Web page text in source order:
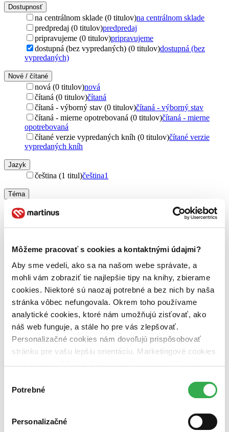
Môžeme pracovať s cookies a kontaktnými údajmi?
Aby sme vedeli, ako sa na našom webe správate, a
mohli vám zobraziť tie najlepšie tipy na knihy, zbierame
cookies. Niektoré sú naozaj potrebné a bez nich by naša
stránka vôbec nefungovala. Okrem toho používame
analytické cookies, ktoré nám umožňujú zisťovať, ako
náš web funguje, a stále ho pre vás zlepšovať.
Personalizačné cookies nám dovoľujú prispôsobovať
stránku pre vašu lepšiu orientáciu. Marketingové cookies
nám pomohlo, keby sme mohli používať všetky tieto
súhlasu
Potrebné
Personalizačné
Dostupnosť
na centrálnom sklade (0 titulov)na centrálnom sklade
predpredaj (0 titulov)predpredaj
pripravujeme (0 titulov)pripravujeme
dostupná (bez vypredaných) (0 titulov)dostupná (bez
vypredaných)
Nové / čítané
nová (0 titulov)nová
čítaná (0 titulov)čítaná
čítaná - výborný stav (0 titulov)čítaná - výborný stav
čítaná - mierne opotrebovaná (0 titulov)čítaná - mierne
opotrebovaná
čítané verzie vypredaných kníh (0 titulov)čítané verzie
vypredaných kníh
Jazyk
čeština (1 titul)čeština1
Téma
kozmetika (1 titul)
liečba bylinkami (1 titul)
liečba bylinkami 1
Ďalšie možnosti
Autor
Andrea Rausch (1 titul)Andrea Rausch
Brigitte Lotz
Vydavateľstvo
Rebo (1 titul)Rebo1
Väzba
penová (1 titul)penová1
Zoradiť